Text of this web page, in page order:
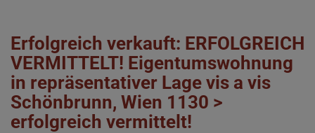
Erfolgreich verkauft: ERFOLGREICH
VERMITTELT! Eigentumswohnung
in repräsentativer Lage vis a vis
Schönbrunn, Wien 1130 >
erfolgreich vermittelt!